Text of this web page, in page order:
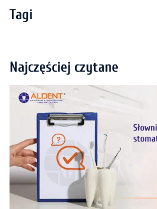
Tagi
Najczęściej czytane